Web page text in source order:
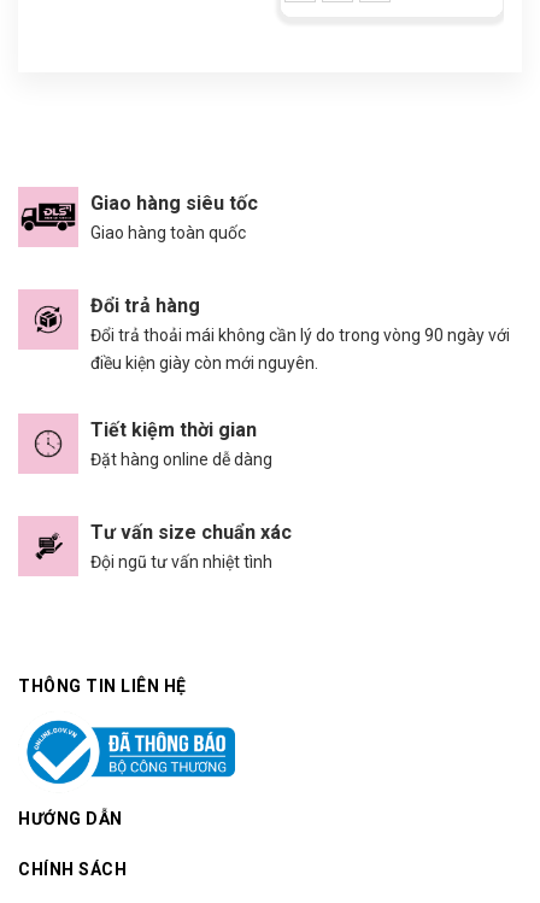
Giao hàng siêu tốc
Giao hàng toàn quốc
Đổi trả hàng
Đổi trả thoải mái không cần lý do trong vòng 90 ngày với
điều kiện giày còn mới nguyên.
Tiết kiệm thời gian
Đặt hàng online dễ dàng
Tư vấn size chuẩn xác
Đội ngũ tư vấn nhiệt tình
THÔNG TIN LIÊN HỆ
HƯỚNG DẪN
CHÍNH SÁCH